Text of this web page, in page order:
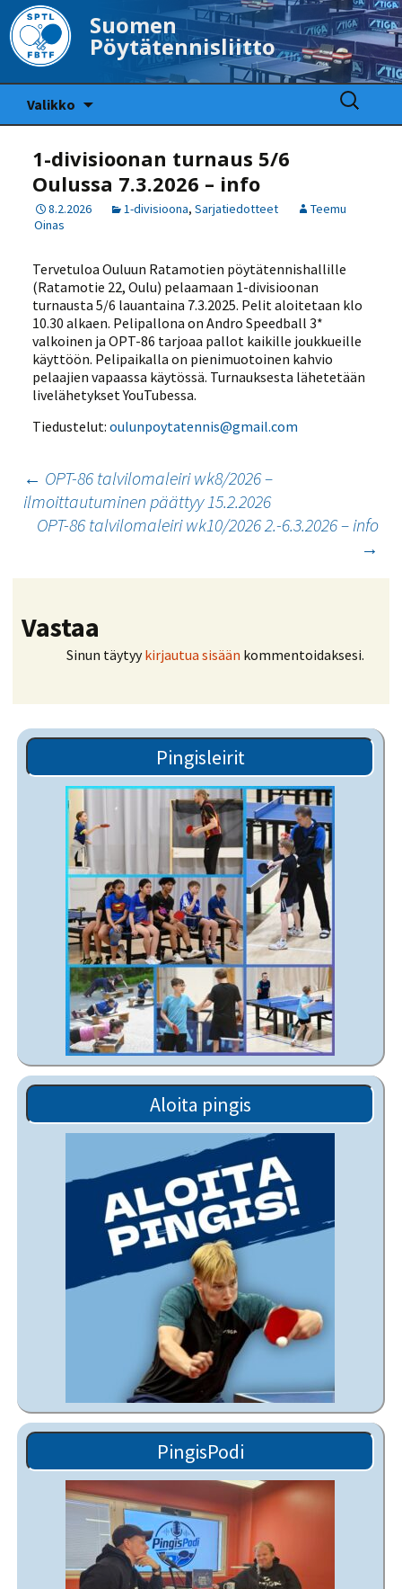
Suomen
Pöytätennisliitto
Valikko
Haku:
1-divisioonan turnaus 5/6
Oulussa 7.3.2026 – info
8.2.2026 1-divisioona, Sarjatiedotteet
Teemu
Oinas
Tervetuloa Ouluun Ratamotien pöytätennishallille
(Ratamotie 22, Oulu) pelaamaan 1-divisioonan
turnausta 5/6 lauantaina 7.3.2025. Pelit aloitetaan klo
10.30 alkaen. Pelipallona on Andro Speedball 3*
valkoinen ja OPT-86 tarjoaa pallot kaikille joukkueille
käyttöön. Pelipaikalla on pienimuotoinen kahvio
pelaajien vapaassa käytössä. Turnauksesta lähetetään
livelähetykset YouTubessa.
Tiedustelut:oulunpoytatennis@gmail.com
Artikkelien
selaus
← OPT-86 talvilomaleiri wk8/2026 –
ilmoittautuminen päättyy 15.2.2026
OPT-86 talvilomaleiri wk10/2026 2.-6.3.2026 – info
→
Vastaa
Sinun täytyykirjautua sisään kommentoidaksesi.
Pingisleirit
Aloita pingis
PingisPodi